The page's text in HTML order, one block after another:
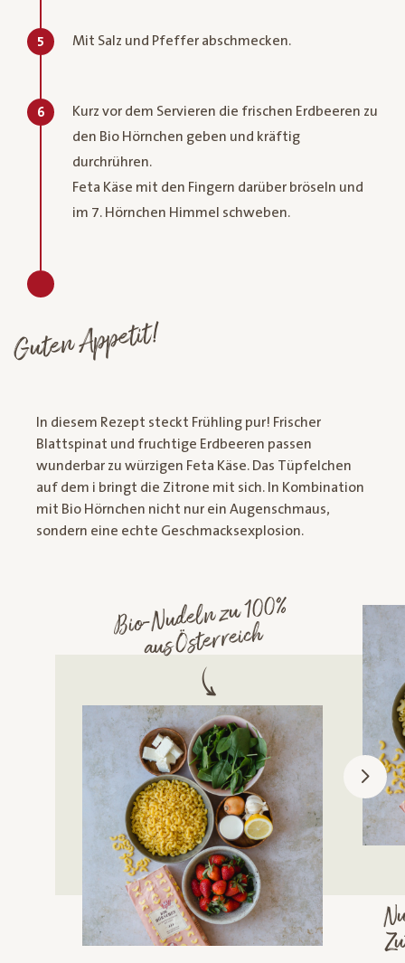
5 Mit Salz und Pfeffer abschmecken.
6
Kurz vor dem Servieren die frischen Erdbeeren zu
den Bio Hörnchen geben und kräftig
durchrühren.
Feta Käse mit den Fingern darüber bröseln und
im 7. Hörnchen Himmel schweben.
Guten Appetit!
In diesem Rezept steckt Frühling pur! Frischer
Blattspinat und fruchtige Erdbeeren passen
wunderbar zu würzigen Feta Käse. Das Tüpfelchen
auf dem i bringt die Zitrone mit sich. In Kombination
mit Bio Hörnchen nicht nur ein Augenschmaus,
sondern eine echte Geschmacksexplosion.
Bio-
Nudeln zu 100%
aus Österreich